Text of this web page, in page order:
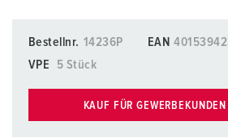
Bestellnr. 14236P EAN
VPE
5 Stück
KAUF FÜR GEWERBEKUNDEN